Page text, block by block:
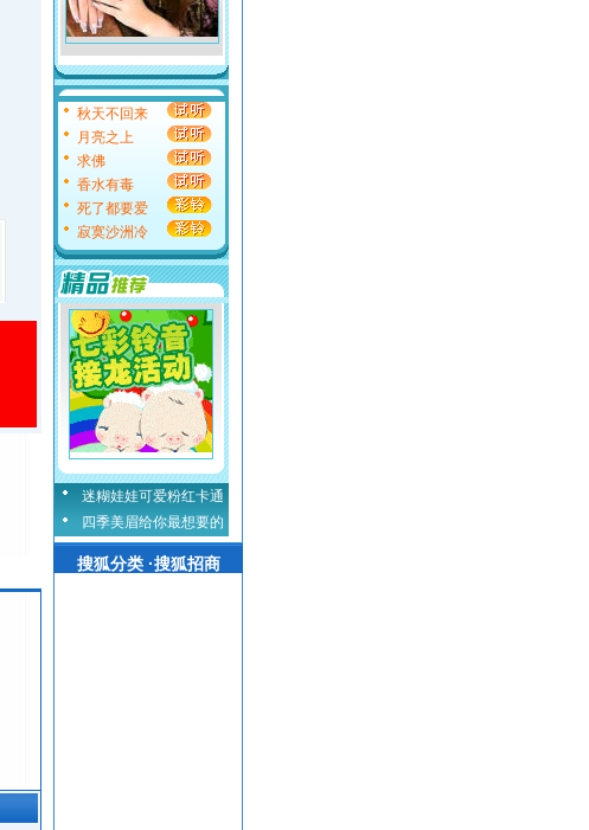
秋天不回来
月亮之上
求佛
香水有毒
死了都要爱
寂寞沙洲冷
迷糊娃娃可爱粉红卡通
四季美眉给你最想要的
搜狐分类 ·搜狐招商